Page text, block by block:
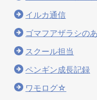
イルカ通信
ゴマフアザラシの
スクール担当
ペンギン成長記録
ワモログ☆